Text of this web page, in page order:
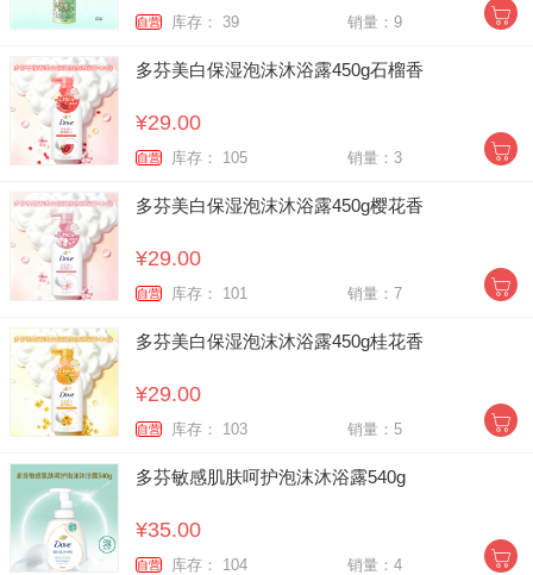
自营 库存： 39 销量：9
多芬美白保湿泡沫沐浴露450g石榴香
¥29.00
自营 库存： 105 销量：3
多芬美白保湿泡沫沐浴露450g樱花香
¥29.00
自营 库存： 101 销量：7
多芬美白保湿泡沫沐浴露450g桂花香
¥29.00
自营 库存： 103 销量：5
多芬敏感肌肤呵护泡沫沐浴露540g
¥35.00
自营 库存： 104 销量：4